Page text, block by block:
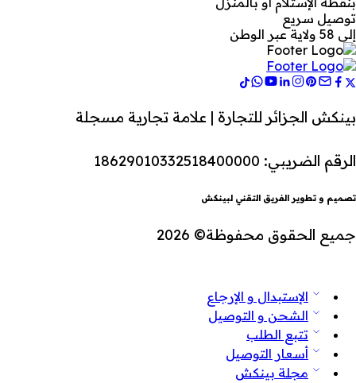
توصيل سريع
إلى 58 ولاية عبر الوطن
بينكش الجزائر للتجارة | علامة تجارية مسجلة
الرقم الضريبي: 18629010332518400000
تصميم و تطوير الفريق التقني لبينكش
جميع الحقوق محفوظة© 2026
الإستبدال و الإرجاع
الشحن و التوصيل
تتبع الطلب
أسعار التوصيل
مجلة بينكش